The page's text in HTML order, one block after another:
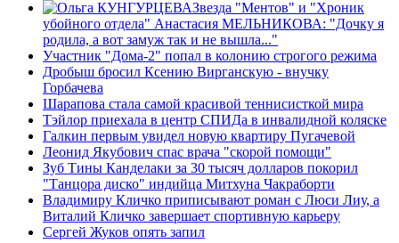
Звезда "Ментов" и "Хроник
убойного отдела" Анастасия МЕЛЬНИКОВА: "Дочку я
родила, а вот замуж так и не вышла..."
Участник "Дома-2" попал в колонию строгого режима
Дробыш бросил Ксению Вирганскую - внучку
Горбачева
Шарапова стала самой красивой теннисисткой мира
Тэйлор приехала в центр СПИДа в инвалидной коляске
Галкин первым увидел новую квартиру Пугачевой
Леонид Якубович спас врача "скорой помощи"
Зуб Тины Канделаки за 30 тысяч долларов покорил
"Танцора диско" индийца Митхуна Чакраборти
Владимиру Кличко приписывают роман с Люси Лиу, а
Виталий Кличко завершает спортивную карьеру
Сергей Жуков опять запил